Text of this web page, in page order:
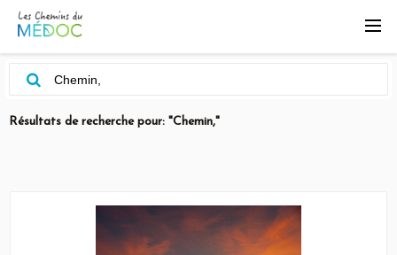
Résultats de recherche pour: "Chemin,"